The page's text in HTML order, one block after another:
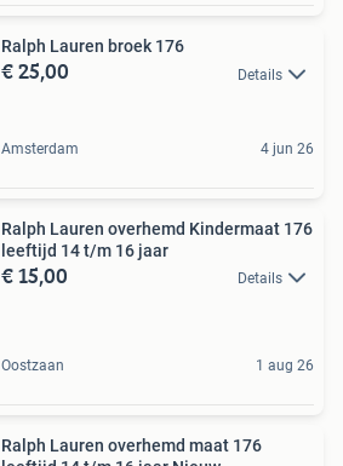
Ralph Lauren broek 176
€ 25,00 Details
Amsterdam 4 jun 26
Ralph Lauren overhemd Kindermaat 176
leeftijd 14 t/m 16 jaar
€ 15,00 Details
Oostzaan 1 aug 26
Ralph Lauren overhemd maat 176